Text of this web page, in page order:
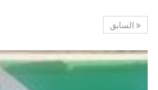
السابق